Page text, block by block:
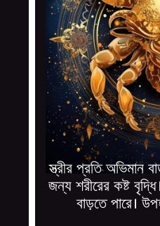
স্ত্রীর প্রতি অভিমান
জন্য শরীরের কষ্ট
বাড়তে পারে।